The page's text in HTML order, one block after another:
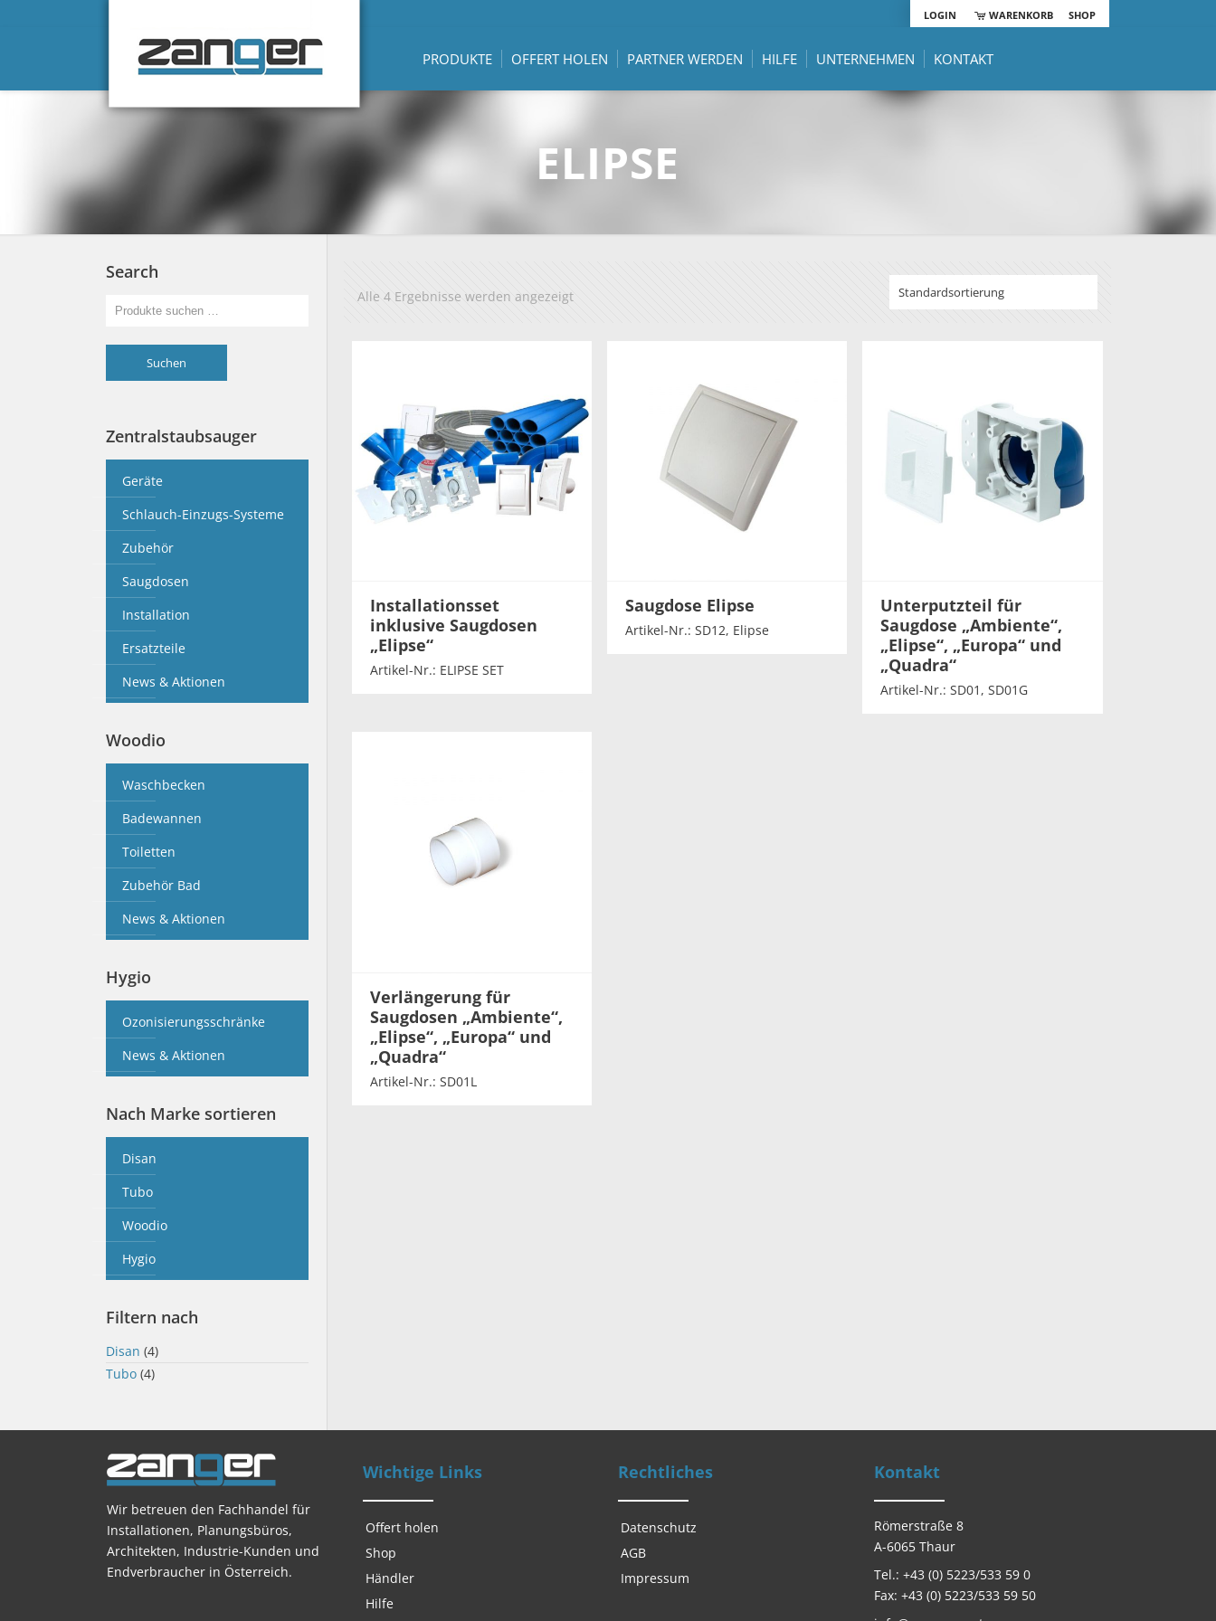
LOGIN WARENKORB SHOP
PRODUKTE OFFERT HOLEN PARTNER WERDEN HILFE UNTERNEHMEN KONTAKT
ELIPSE
Alle 4 Ergebnisse werden angezeigt
Installationsset
inklusive Saugdosen
„Elipse“
Artikel-Nr.: ELIPSE SET
Saugdose Elipse
Artikel-Nr.: SD12, Elipse
Unterputzteil für
Saugdose „Ambiente“,
„Elipse“, „Europa“ und
„Quadra“
Artikel-Nr.: SD01, SD01G
Verlängerung für
Saugdosen „Ambiente“,
„Elipse“, „Europa“ und
„Quadra“
Artikel-Nr.: SD01L
Search
Suchen
Zentralstaubsauger
Geräte
Schlauch-Einzugs-Systeme
Zubehör
Saugdosen
Installation
Ersatzteile
News & Aktionen
Woodio
Waschbecken
Badewannen
Toiletten
Zubehör Bad
News & Aktionen
Hygio
Ozonisierungsschränke
News & Aktionen
Nach Marke sortieren
Disan
Tubo
Woodio
Hygio
Filtern nach
Disan (4)
Tubo (4)
Wir betreuen den Fachhandel für
Installationen, Planungsbüros,
Architekten, Industrie-Kunden und
Endverbraucher in Österreich.
Wichtige Links
Offert holen
Shop
Händler
Hilfe
Rechtliches
Datenschutz
AGB
Impressum
Kontakt
Römerstraße 8
A-6065 Thaur
Tel.: +43 (0) 5223/533 59 0
Fax: +43 (0) 5223/533 59 50